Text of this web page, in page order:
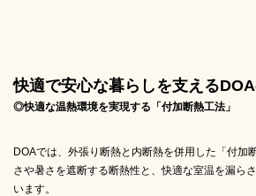
快適で安心な暮らしを支える
◎快適な温熱環境を実現する「付加断熱工法」
DOAでは、外張り断熱と内断熱を併用した「付加
さや暑さを遮断する断熱性と、快適な室温を漏ら
います。